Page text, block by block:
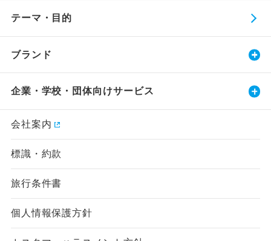
テーマ・目的
ブランド
企業・学校・団体向けサービス
会社案内
標識・約款
旅行条件書
個人情報保護方針